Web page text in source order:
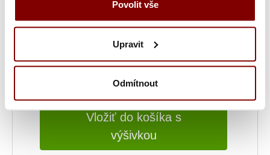
Povolit vše
Upravit
Odmítnout
Ukážka textu:
Vložiť do košíka s
výšivkou